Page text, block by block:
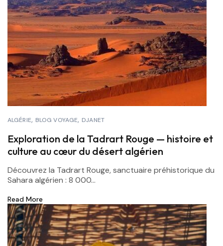
ALGÉRIE BLOG VOYAGE DJANET
Exploration de la Tadrart Rouge — histoire et
culture au cœur du désert algérien
Découvrez la Tadrart Rouge, sanctuaire préhistorique du
Sahara algérien : 8 000...
Read More